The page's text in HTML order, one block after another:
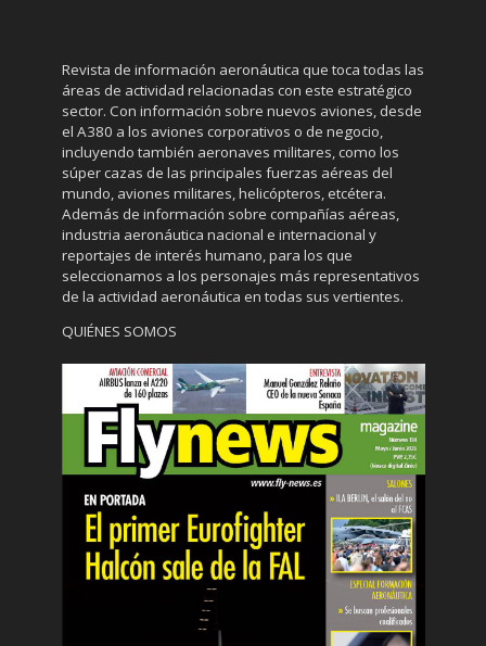
Revista de información aeronáutica que toca todas las
áreas de actividad relacionadas con este estratégico
sector. Con información sobre nuevos aviones, desde
el A380 a los aviones corporativos o de negocio,
incluyendo también aeronaves militares, como los
súper cazas de las principales fuerzas aéreas del
mundo, aviones militares, helicópteros, etcétera.
Además de información sobre compañías aéreas,
industria aeronáutica nacional e internacional y
reportajes de interés humano, para los que
seleccionamos a los personajes más representativos
de la actividad aeronáutica en todas sus vertientes.
QUIÉNES SOMOS